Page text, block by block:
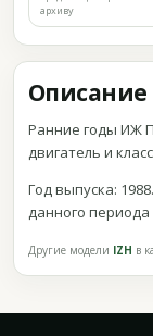
архиву
Описание
Ранние годы ИЖ
двигатель и
Год выпуска:
данного
Другие модели IZH в